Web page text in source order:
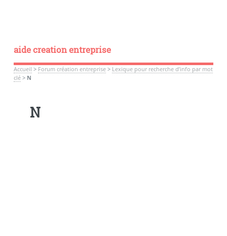
aide creation entreprise
Accueil > Forum création entreprise> Lexique pour recherche d’info par mot
clé> N
N